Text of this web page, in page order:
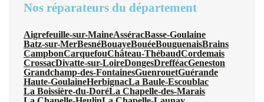
Nos réparateurs du département
Aigrefeuille-sur-MaineAsséracBasse-Goulaine
Batz-sur-MerBesnéBouayeBouéeBouguenaisBrains
CampbonCarquefouChâteau-ThébaudCordemais
CrossacDivatte-sur-LoireDongesDrefféacGeneston
Grandchamp-des-FontainesGuenrouetGuérande
Haute-GoulaineHerbignacLa Baule-Escoublac
La Boissière-du-DoréLa Chapelle-des-Marais